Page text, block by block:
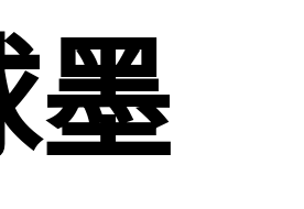
墨